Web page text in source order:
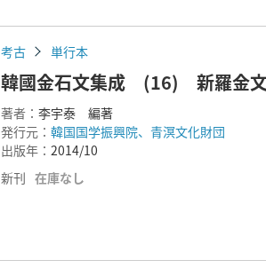
考古 単行本
韓國金石文集成 (16) 新羅金
著者： 李宇泰 編著
発行元： 韓国国学振興院、青溟文化財団
出版年： 2014/10
新刊 在庫なし